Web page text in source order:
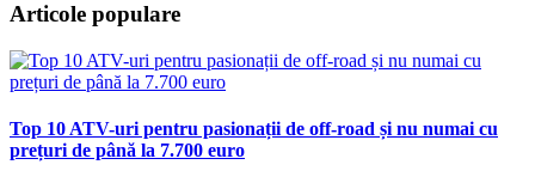
Articole populare
Top 10 ATV-uri pentru pasionații de off-road și nu numai cu
prețuri de până la 7.700 euro